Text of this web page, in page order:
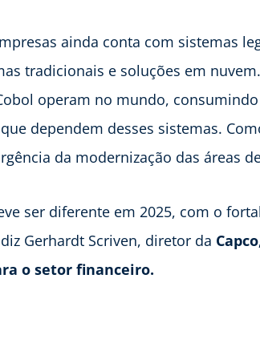
ainda conta com sistemas
tradicionais e soluções em
operam no mundo,
dependem desses sistemas.
da modernização das áreas
ser diferente em 2025, com o
Gerhardt Scriven, diretor da
o setor financeiro.